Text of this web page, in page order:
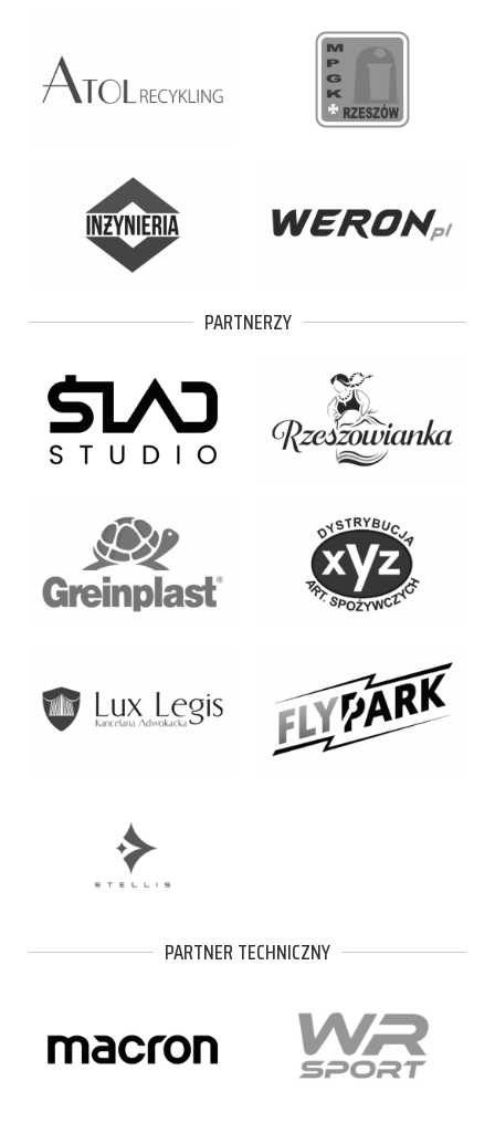
PARTNERZY
PARTNER TECHNICZNY